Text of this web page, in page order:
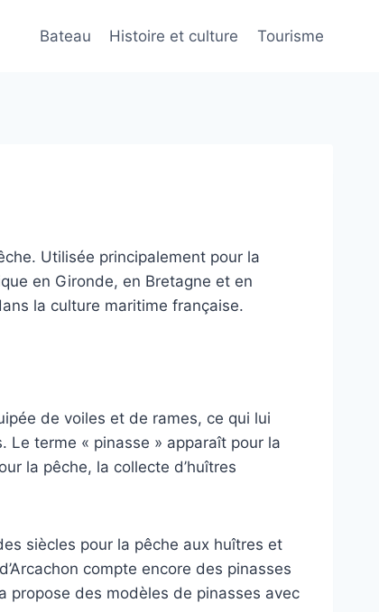
Bateau Histoire et culture Tourisme
Utilisée principalement pour la
en Gironde, en Bretagne et en
la culture maritime française.
de voiles et de rames, ce qui lui
Le terme « pinasse » apparaît pour la
la pêche, la collecte d’huîtres
siècles pour la pêche aux huîtres et
compte encore des pinasses
propose des modèles de pinasses avec